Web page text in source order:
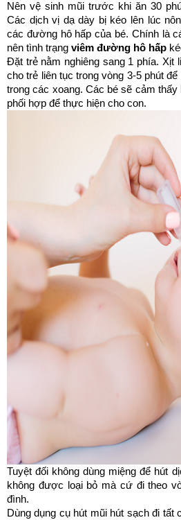
Nên vệ sinh mũi trước khi ăn 30
Các dịch vị dạ dày bị kéo lên lúc
các đường hô hấp của bé. Chính là
nên tình trạng viêm đường hô hấp
Đặt trẻ nằm nghiêng sang 1 phía. Xịt
cho trẻ liên tục trong vòng 3-5 phút
trong các xoang. Các bé sẽ cảm
phối hợp để thực hiện cho con.
Tuyệt đối không dùng miệng để hút
không được loại bỏ mà cứ đi theo
đình.
Dùng dụng cụ hút mũi hút sạch đi tất